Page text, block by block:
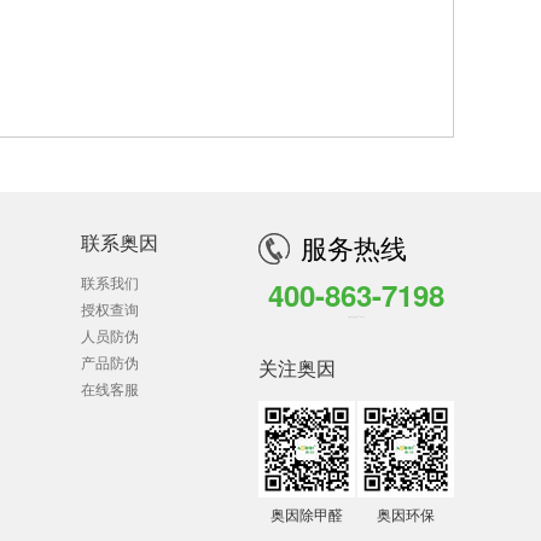
联系奥因
联系我们
授权查询
人员防伪
产品防伪
在线客服
服务热线
400-863-7198
关注奥因
奥因除甲醛 奥因环保